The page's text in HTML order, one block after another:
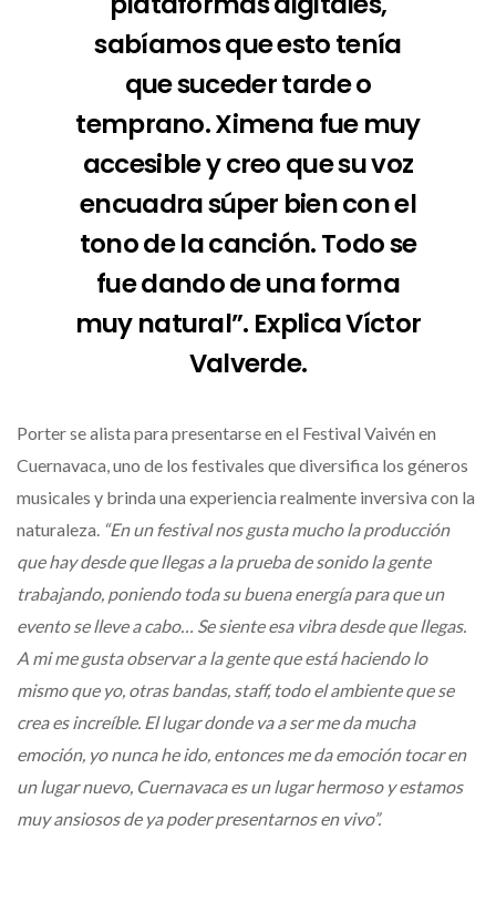
sabíamos que esto tenía
que suceder tarde o
temprano. Ximena fue muy
accesible y creo que su voz
encuadra súper bien con el
tono de la canción. Todo se
fue dando de una forma
muy natural”. Explica Víctor
Valverde.
Porter se alista para presentarse en el Festival Vaivén en
Cuernavaca, uno de los festivales que diversifica los géneros
musicales y brinda una experiencia realmente inversiva con la
naturaleza. “En un festival nos gusta mucho la producción
que hay desde que llegas a la prueba de sonido la gente
trabajando, poniendo toda su buena energía para que un
evento se lleve a cabo… Se siente esa vibra desde que llegas.
A mi me gusta observar a la gente que está haciendo lo
mismo que yo, otras bandas, staff, todo el ambiente que se
crea es increíble. El lugar donde va a ser me da mucha
emoción, yo nunca he ido, entonces me da emoción tocar en
un lugar nuevo, Cuernavaca es un lugar hermoso y estamos
muy ansiosos de ya poder presentarnos en vivo”.